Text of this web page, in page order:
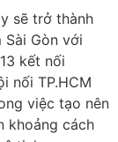
sẽ trở thành
Gòn với
kết nối
nối TP.HCM
việc tạo nên
khoảng cách